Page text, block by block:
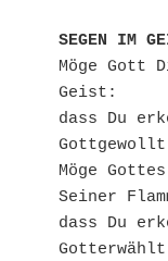
SEGEN IM
Möge Gott
Geist:
dass Du
Möge
Seiner
dass Du